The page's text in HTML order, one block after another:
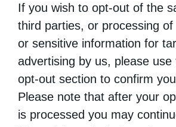
If you wish to opt-out of the
third parties, or processing
or sensitive information for
advertising by us, please use
opt-out section to confirm
Please note that after your
is processed you may
Επιτυχημένο το Διεθνές
και Χριστιανισμός»
από kivotos 28 Νοεμβρίου 2016
Με μεγάλη επιτυχία
εργασίες του Διεθνούς
«Αριστοτέλης και